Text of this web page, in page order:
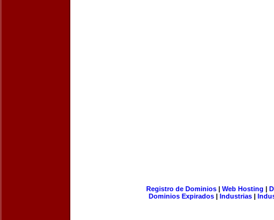
Registro de Dominios| Web Hosting |
Dominios Expirados | Industrias |